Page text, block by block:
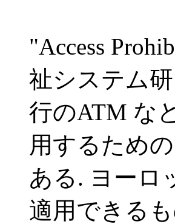
"Access
祉システム
行のATM な
用するため
ある. ヨーロ
適用できる